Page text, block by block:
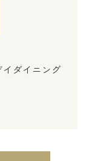
イダイニング